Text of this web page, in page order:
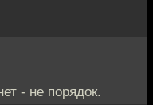
- не порядок.